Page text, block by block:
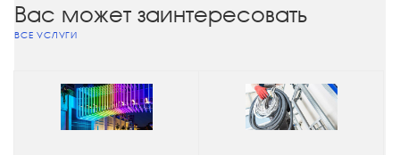
Вас может заинтересовать
ВСЕ УСЛУГИ